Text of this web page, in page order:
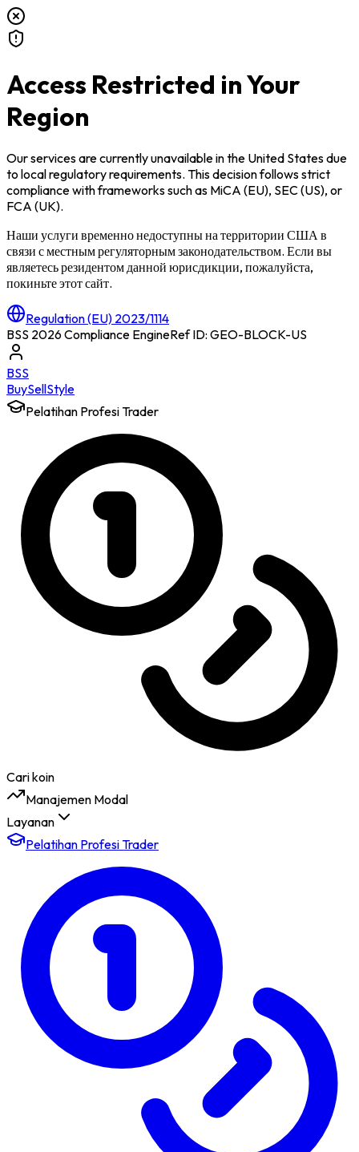
Access Restricted in Your
Region
Our services are currently unavailable inthe United Statesdue
to local regulatory requirements. This decision follows strict
compliance with frameworks such as MiCA (EU), SEC (US), or
FCA (UK).
Наши услуги временно недоступны на территории США в
связи с местным регуляторным законодательством. Если вы
являетесь резидентом данной юрисдикции, пожалуйста,
покиньте этот сайт.
Regulation (EU) 2023/1114
BSS 2026 Compliance EngineRef ID: GEO-BLOCK-US
BSS
BuySellStyle
Pelatihan Profesi Trader
Cari koin
Manajemen Modal
Layanan
Pelatihan Profesi Trader